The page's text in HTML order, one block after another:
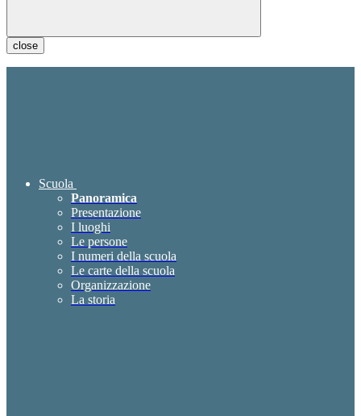
close
Scuola
Panoramica
Presentazione
I luoghi
Le persone
I numeri della scuola
Le carte della scuola
Organizzazione
La storia